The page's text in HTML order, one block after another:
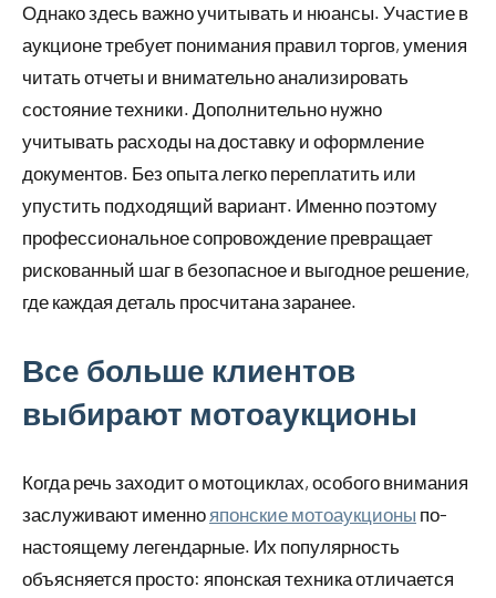
Однако здесь важно учитывать и нюансы. Участие в
аукционе требует понимания правил торгов, умения
читать отчеты и внимательно анализировать
состояние техники. Дополнительно нужно
учитывать расходы на доставку и оформление
документов. Без опыта легко переплатить или
упустить подходящий вариант. Именно поэтому
профессиональное сопровождение превращает
рискованный шаг в безопасное и выгодное решение,
где каждая деталь просчитана заранее.
Все больше клиентов
выбирают мотоаукционы
Когда речь заходит о мотоциклах, особого внимания
заслуживают именно японские мотоаукционы по-
настоящему легендарные. Их популярность
объясняется просто: японская техника отличается